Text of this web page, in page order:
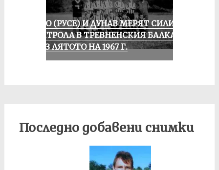
ЛОКО (РУСЕ) И ДУНАВ МЕРЯТ СИЛИ В
КОНТРОЛА В ТРЕВНЕНСКИЯ БАЛКАН
ПРЕЗ ЛЯТОТО НА 1967 Г.
Последно добавени снимки